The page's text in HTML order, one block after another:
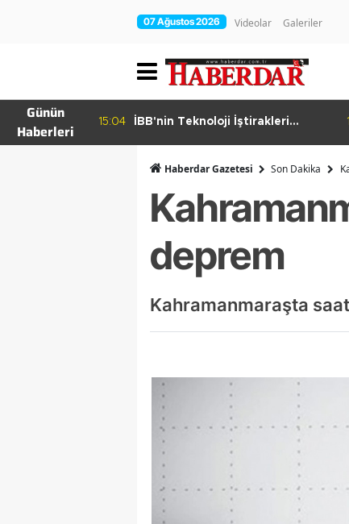
07 Ağustos 2026 Videolar Galeriler
Günün
Haberleri
Bamyası
15:04
İBB'nin Teknoloji İştirakleri
Haberdar Gazetesi Son Dakika
deprem
Kahramanmaraşta